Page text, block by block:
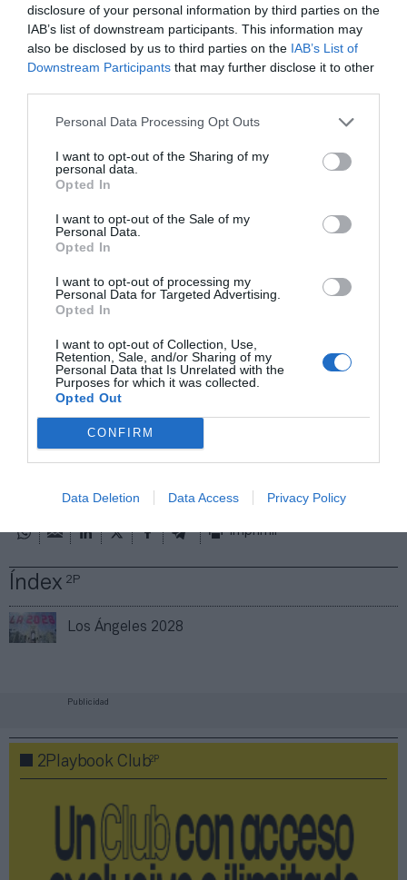
disclosure of your personal information by third parties on the
IAB’s list of downstream participants. This information may
also be disclosed by us to third parties on the IAB’s List of
Downstream Participants that may further disclose it to other
Personal Data Processing Opt Outs
I want to opt-out of the Sharing of my
personal data.
Opted In
I want to opt-out of the Sale of my
Personal Data.
Opted In
I want to opt-out of processing my
Personal Data for Targeted Advertising.
Opted In
I want to opt-out of Collection, Use,
Retention, Sale, and/or Sharing of my
Personal Data that Is Unrelated with the
Purposes for which it was collected.
Opted Out
CONFIRM
Data Deletion Data Access Privacy Policy
Índex2P
Los Ángeles 2028
garantizar la transparencia en el proceso.Los
criterios de sostenibilidad y el impacto social
representarán, como mínimo, el 20% de la valoración
en las licitaciones.El plan busca reducir la huella de
Sobre Intelligence 2P
Intelligence 2Pes la unidad de estrategia e
inteligencia de mercado de 2Playbook, cuya plataforma
de datos monitoriza más de 34.000 contratos de
patrocinio, de los que 25.000 corresponden al mercado
español y más de 8.000 a propiedades deportivas y
competición, tipología de activos, marcas, categorías de
producto y valor económico aproximado de cada
acuerdo. Si quieres más información, contacta con
Añadir2Playbookcomo fuente preferida de Google
de forma gratuita
Mantente informado con las últimas noticias de actualidad.
Compartir
Imprimir
Publicidad
2Playbook Club2P